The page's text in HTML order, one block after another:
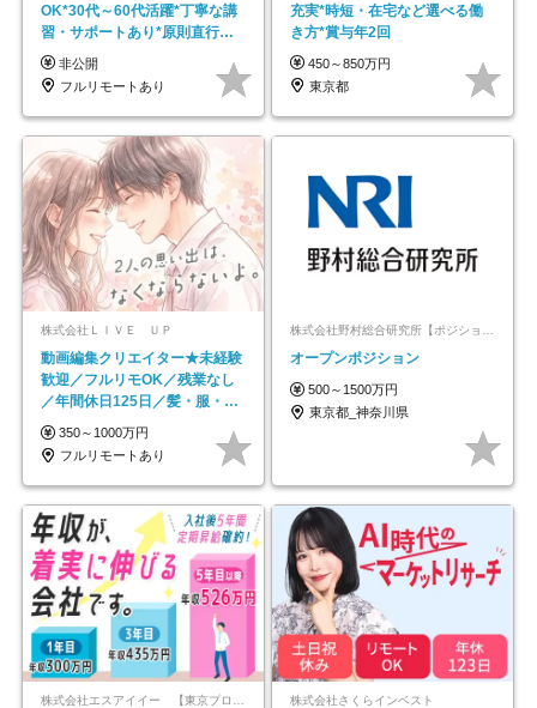
OK*30代～60代活躍*丁寧な講
習・サポートあり*原則直行直
帰／全国募集・業務委託
非公開
フルリモートあり
充実*時短・在宅など選べる働
き方*賞与年2回
450～850万円
東京都
株式会社ＬＩＶＥ ＵＰ
動画編集クリエイター★未経験
歓迎／フルリモOK／残業なし
／年間休日125日／髪・服・ネ
イル自由／研修充実で安心
350～1000万円
フルリモートあり
オープンポジション
500～1500万円
東京都_神奈川県
株式会社さくらインベスト